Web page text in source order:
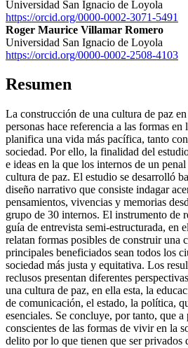
Universidad San Ignacio de Loyola
https://orcid.org/0000-0002-3071-5491
Roger Maurice Villamar Romero
Universidad San Ignacio de Loyola
https://orcid.org/0000-0002-2508-4103
Resumen
La construcción de una cultura de paz
personas hace referencia a las formas en
planifica una vida más pacífica, tanto
sociedad. Por ello, la finalidad del
e ideas en la que los internos de un
cultura de paz. El estudio se desarrolló
diseño narrativo que consiste indagar
pensamientos, vivencias y memorias
grupo de 30 internos. El instrumento de
guía de entrevista semi-estructurada, en
relatan formas posibles de construir una
principales beneficiados sean todos los
sociedad más justa y equitativa. Los
reclusos presentan diferentes
una cultura de paz, en ella esta, la
de comunicación, el estado, la política,
esenciales. Se concluye, por tanto, que a
conscientes de las formas de vivir en la
delito por lo que tienen que ser privados